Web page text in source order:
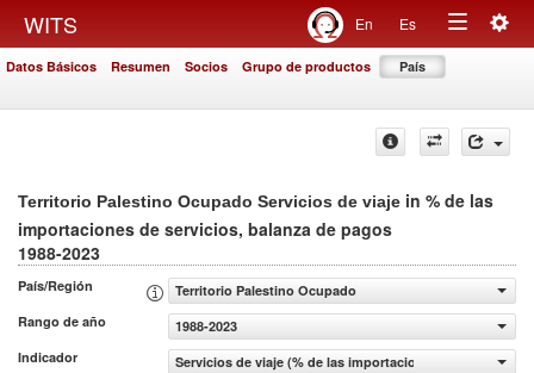
WITS En Es
Toggle
Datos Básicos Resumen Socios Grupo de productos País
Territorio Palestino Ocupado Servicios de viaje in % de las
importaciones de servicios, balanza de pagos
1988-2023
País/Región
Territorio Palestino Ocupado
Rango de año
1988-2023
Indicador
Servicios de viaje (% de las importaciones de servicios,